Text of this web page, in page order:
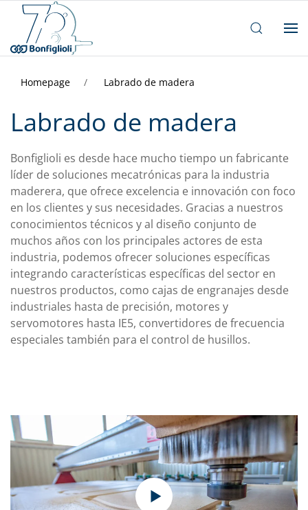
Homepage Labrado de madera
Labrado de madera
Bonfiglioli es desde hace mucho tiempo un fabricante
líder de soluciones mecatrónicas para la industria
maderera, que ofrece excelencia e innovación con foco
en los clientes y sus necesidades. Gracias a nuestros
conocimientos técnicos y al diseño conjunto de
muchos años con los principales actores de esta
industria, podemos ofrecer soluciones específicas
integrando características específicas del sector en
nuestros productos, como cajas de engranajes desde
industriales hasta de precisión, motores y
servomotores hasta IE5, convertidores de frecuencia
especiales también para el control de husillos.